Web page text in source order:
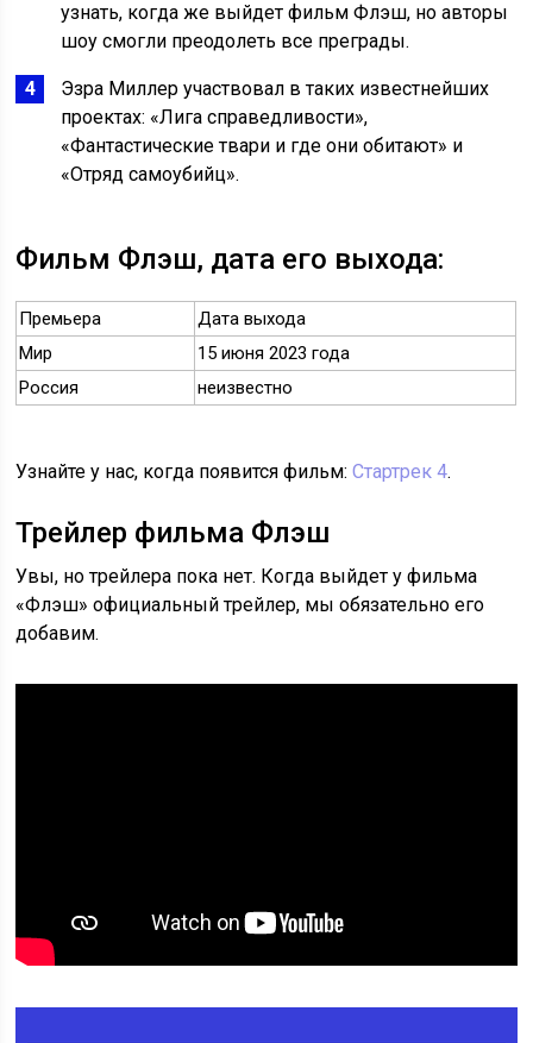
узнать, когда же выйдет фильм Флэш, но авторы
шоу смогли преодолеть все преграды.
Эзра Миллер участвовал в таких известнейших
проектах: «Лига справедливости»,
«Фантастические твари и где они обитают» и
«Отряд самоубийц».
Фильм Флэш, дата его выхода:
Премьера
Дата выхода
Мир
15 июня 2023 года
Россия
неизвестно
Узнайте у нас, когда появится фильм:Стартрек 4.
Трейлер фильма Флэш
Увы, но трейлера пока нет. Когда выйдет у фильма
«Флэш» официальный трейлер, мы обязательно его
добавим.